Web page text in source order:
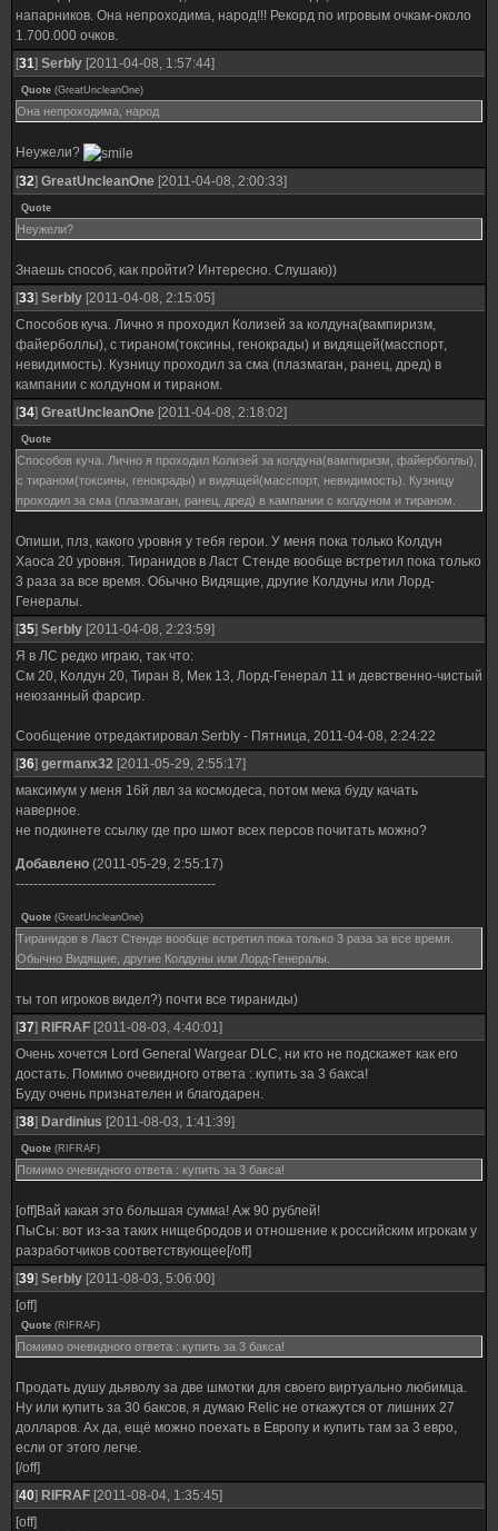
напарников. Она непроходима, народ!!! Рекорд по игровым очкам-около
1.700.000 очков.
[31] SerbIy [2011-04-08, 1:57:44]
Quote (GreatUncleanOne)
Она непроходима, народ
Неужели?
[32] GreatUncleanOne [2011-04-08, 2:00:33]
Quote
Неужели?
Знаешь способ, как пройти? Интересно. Слушаю))
[33] SerbIy [2011-04-08, 2:15:05]
Способов куча. Лично я проходил Колизей за колдуна(вампиризм,
файерболлы), с тираном(токсины, генокрады) и видящей(масспорт,
невидимость). Кузницу проходил за сма (плазмаган, ранец, дред) в
кампании с колдуном и тираном.
[34] GreatUncleanOne [2011-04-08, 2:18:02]
Quote
Способов куча. Лично я проходил Колизей за колдуна(вампиризм, файерболлы),
с тираном(токсины, генокрады) и видящей(масспорт, невидимость). Кузницу
проходил за сма (плазмаган, ранец, дред) в кампании с колдуном и тираном.
Опиши, плз, какого уровня у тебя герои. У меня пока только Колдун
Хаоса 20 уровня. Тиранидов в Ласт Стенде вообще встретил пока только
3 раза за все время. Обычно Видящие, другие Колдуны или Лорд-
Генералы.
[35] SerbIy [2011-04-08, 2:23:59]
Я в ЛС редко играю, так что:
См 20, Колдун 20, Тиран 8, Мек 13, Лорд-Генерал 11 и девственно-чистый
неюзанный фарсир.
Сообщение отредактировал SerbIy - Пятница, 2011-04-08, 2:24:22
[36] germanx32 [2011-05-29, 2:55:17]
максимум у меня 16й лвл за космодеса, потом мека буду качать
наверное.
не подкинете ссылку где про шмот всех персов почитать можно?
Добавлено (2011-05-29, 2:55:17)
---------------------------------------------
Quote (GreatUncleanOne)
Тиранидов в Ласт Стенде вообще встретил пока только 3 раза за все время.
Обычно Видящие, другие Колдуны или Лорд-Генералы.
ты топ игроков видел?) почти все тираниды)
[37] RIFRAF [2011-08-03, 4:40:01]
Очень хочется Lord General Wargear DLC, ни кто не подскажет как его
достать. Помимо очевидного ответа : купить за 3 бакса!
Буду очень признателен и благодарен.
[38] Dardinius [2011-08-03, 1:41:39]
Quote (RIFRAF)
Помимо очевидного ответа : купить за 3 бакса!
[off]Вай какая это большая сумма! Аж 90 рублей!
ПыСы: вот из-за таких нищебродов и отношение к российским игрокам у
разработчиков соответствующее[/off]
[39] SerbIy [2011-08-03, 5:06:00]
[off]
Quote (RIFRAF)
Помимо очевидного ответа : купить за 3 бакса!
Продать душу дьяволу за две шмотки для своего виртуально любимца.
Ну или купить за 30 баксов, я думаю Relic не откажутся от лишних 27
долларов. Ах да, ещё можно поехать в Европу и купить там за 3 евро,
если от этого легче.
[/off]
[40] RIFRAF [2011-08-04, 1:35:45]
[off]